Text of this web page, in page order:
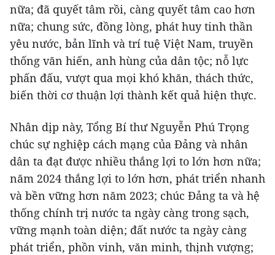
nữa; đã quyết tâm rồi, càng quyết tâm cao hơn
nữa; chung sức, đồng lòng, phát huy tinh thần
yêu nước, bản lĩnh và trí tuệ Việt Nam, truyền
thống văn hiến, anh hùng của dân tộc; nỗ lực
phấn đấu, vượt qua mọi khó khăn, thách thức,
biến thời cơ thuận lợi thành kết quả hiện thực.
Nhân dịp này, Tổng Bí thư Nguyễn Phú Trọng
chúc sự nghiệp cách mạng của Đảng và nhân
dân ta đạt được nhiều thắng lợi to lớn hơn nữa;
năm 2024 thắng lợi to lớn hơn, phát triển nhanh
và bền vững hơn năm 2023; chúc Đảng ta và hệ
thống chính trị nước ta ngày càng trong sạch,
vững mạnh toàn diện; đất nước ta ngày càng
phát triển, phồn vinh, văn minh, thịnh vượng;